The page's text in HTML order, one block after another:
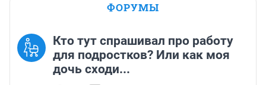
ФОРУМЫ
Кто тут спрашивал про работу
для подростков? Или как моя
дочь сходи...